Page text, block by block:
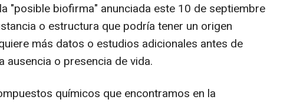
"posible biofirma" anunciada este 10 de septiembre
o estructura que podría tener un origen
más datos o estudios adicionales antes de
ausencia o presencia de vida.
químicos que encontramos en la